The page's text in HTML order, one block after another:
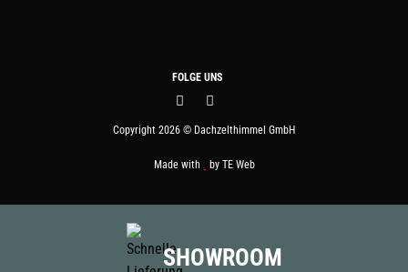
FOLGE UNS
Copyright 2026 © Dachzelthimmel GmbH
Made with by TE Web
SHOWROOM